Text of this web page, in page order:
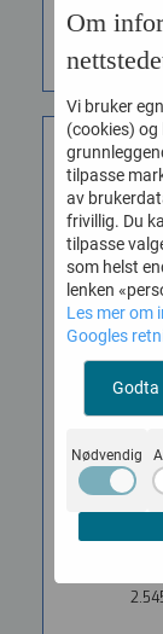
Meinl
Vare nr.
Meinl
Cajon -
Cajon I
Om
Vi bruker
(cookies) og
tilpasse
av
frivillig. Du
tilpasse
som helst
lenken
Les mer om
Googles
Godta
Nødvendig